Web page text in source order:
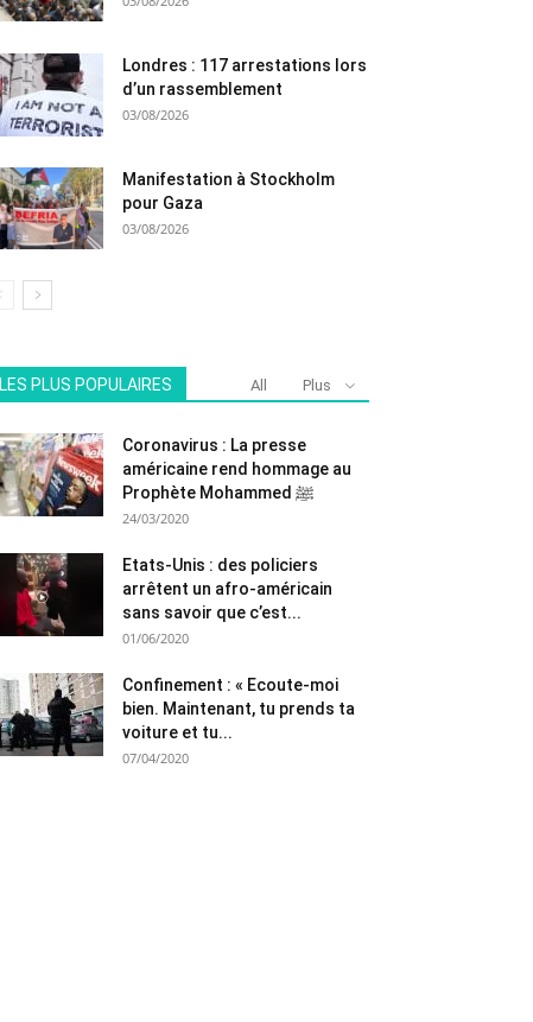
Londres : 117 arrestations lors
d’un rassemblement
03/08/2026
Manifestation à Stockholm
pour Gaza
03/08/2026
LES PLUS POPULAIRES All Plus
Coronavirus : La presse
américaine rend hommage au
Prophète Mohammed ﷺ
24/03/2020
Etats-Unis : des policiers
arrêtent un afro-américain
sans savoir que c’est...
01/06/2020
Confinement : « Ecoute-moi
bien. Maintenant, tu prends ta
voiture et tu...
07/04/2020